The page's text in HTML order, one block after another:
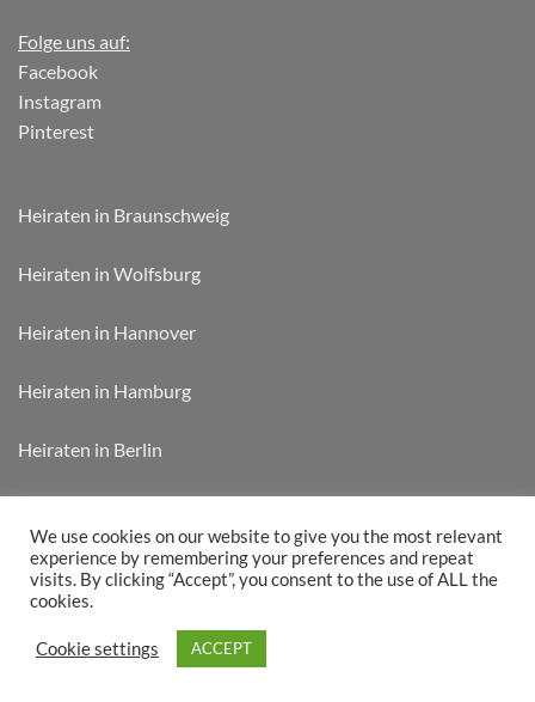
Folge uns auf:
Facebook
Instagram
Pinterest
Heiraten in Braunschweig
Heiraten in Wolfsburg
Heiraten in Hannover
Heiraten in Hamburg
Heiraten in Berlin
WEDDIFY CARD „JETZT KAUFEN“
Copyright 2026 © Weddify
We use cookies on our website to give you the most relevant
experience by remembering your preferences and repeat
visits. By clicking “Accept”, you consent to the use of ALL the
cookies.
Cookie settings ACCEPT